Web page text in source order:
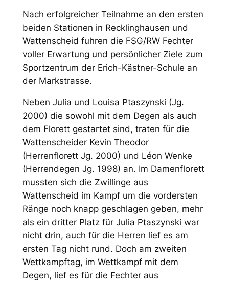
Nach erfolgreicher Teilnahme an den ersten
beiden Stationen in Recklinghausen und
Wattenscheid fuhren die FSG/RW Fechter
voller Erwartung und persönlicher Ziele zum
Sportzentrum der Erich-Kästner-Schule an
der Markstrasse.
Neben Julia und Louisa Ptaszynski (Jg.
2000) die sowohl mit dem Degen als auch
dem Florett gestartet sind, traten für die
Wattenscheider Kevin Theodor
(Herrenflorett Jg. 2000) und Léon Wenke
(Herrendegen Jg. 1998) an. Im Damenflorett
mussten sich die Zwillinge aus
Wattenscheid im Kampf um die vordersten
Ränge noch knapp geschlagen geben, mehr
als ein dritter Platz für Julia Ptaszynski war
nicht drin, auch für die Herren lief es am
ersten Tag nicht rund. Doch am zweiten
Wettkampftag, im Wettkampf mit dem
Degen, lief es für die Fechter aus